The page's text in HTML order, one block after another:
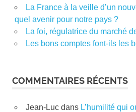
La France à la veille d’un
quel avenir pour notre pays ?
La foi, régulatrice du marché
Les bons comptes font-ils les
COMMENTAIRES RÉCENTS
Jean-Lucdans L’humilité qui